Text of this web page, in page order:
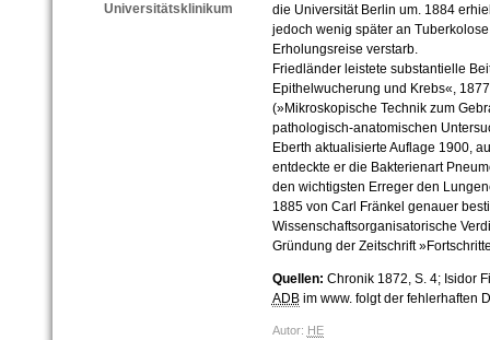
Universitätsklinikum
die Universität Berlin um. 1884
jedoch wenig später an
Erholungsreise verstarb.
Friedländer leistete substantielle
Epithelwucherung und Krebs«,
(»Mikroskopische Technik zum
pathologisch-anatomischen
Eberth aktualisierte Auflage 1900,
entdeckte er die Bakterienart
den wichtigsten Erreger den
1885 von Carl Fränkel genauer
Wissenschaftsorganisatorische
Gründung der Zeitschrift
Quellen: Chronik 1872, S. 4; Isidor
ADBim www. folgt der fehlerhaften
Autor: HE